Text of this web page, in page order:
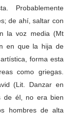
Probablemente
de ahí, saltar con
la voz media (Mt
en que la hija de
forma esta
como griegas.
(Lit. Danzar en
de él, no era bien
hombres de alta